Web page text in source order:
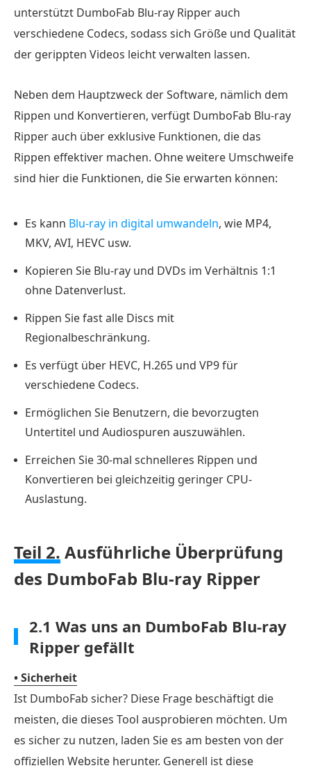
Blu-
ray
3.
Endgültiges
Urteil
Teil
Beste
Alternative
zum
DumboFab
ray
Ripper
Teil
5.
FAQs
zum
Blu-
ray
Ripper
unterstützt DumboFab Blu-ray Ripper auch
verschiedene Codecs, sodass sich Größe und Qualität
der gerippten Videos leicht verwalten lassen.
Neben dem Hauptzweck der Software, nämlich dem
Rippen und Konvertieren, verfügt DumboFab Blu-ray
Ripper auch über exklusive Funktionen, die das
Rippen effektiver machen. Ohne weitere Umschweife
sind hier die Funktionen, die Sie erwarten können:
Es kann Blu-ray in digital umwandeln, wie MP4,
MKV, AVI, HEVC usw.
Kopieren Sie Blu-ray und DVDs im Verhältnis 1:1
ohne Datenverlust.
Rippen Sie fast alle Discs mit
Regionalbeschränkung.
Es verfügt über HEVC, H.265 und VP9 für
verschiedene Codecs.
Ermöglichen Sie Benutzern, die bevorzugten
Untertitel und Audiospuren auszuwählen.
Erreichen Sie 30-mal schnelleres Rippen und
Konvertieren bei gleichzeitig geringer CPU-
Auslastung.
Teil 2. Ausführliche Überprüfung
des DumboFab Blu-ray Ripper
2.1 Was uns an DumboFab Blu-ray
Ripper gefällt
• Sicherheit
Ist DumboFab sicher? Diese Frage beschäftigt die
meisten, die dieses Tool ausprobieren möchten. Um
es sicher zu nutzen, laden Sie es am besten von der
offiziellen Website herunter. Generell ist diese